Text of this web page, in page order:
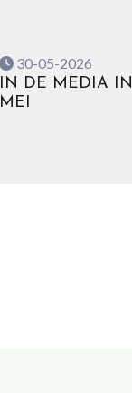
30-05-2026
IN DE MEDIA IN
MEI